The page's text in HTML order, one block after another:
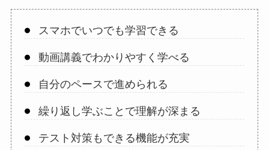
スマホでいつでも学習できる
動画講義でわかりやすく学べる
自分のペースで進められる
繰り返し学ぶことで理解が深まる
テスト対策もできる機能が充実